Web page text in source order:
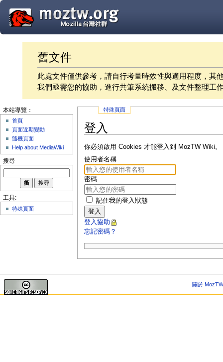
舊文件
此處文件僅供參考，請自行考量時效性與適用程度，其
我們亟需您的協助，進行共筆系統搬移、及文件整理工
特殊頁面
登入
你必須啟用 Cookies 才能登入到 MozTW Wiki。
使用者名稱
密碼
記住我的登入狀態
登入
登入協助
忘記密碼？
本站導覽：
首頁
頁面近期變動
隨機頁面
Help about MediaWiki
搜尋
工具:
特殊頁面
關於